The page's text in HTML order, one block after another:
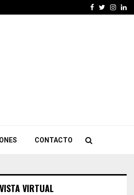
Facebook
Twitter
CONTACTO
VIRTUAL